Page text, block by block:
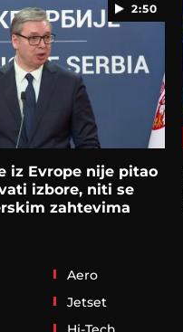
2:50
iz Evrope nije pitao
izbore, niti se
zahtevima
Aero
Jetset